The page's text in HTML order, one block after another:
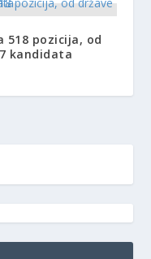
518 pozicija, od
kandidata